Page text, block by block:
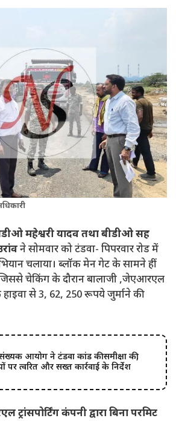
महेश्वरी यादव तथा बीडीओ सह
ने सोमवार को टंडवा- पिपरवार रोड में
चलाया। ब्लॉक मेन गेट के सामने हीं
चेकिंग के दौरान बालाजी ,जेएआरएल
से 3, 62, 250 रूपये जुर्माने की
आयोग ने टंडवा कांड की समीक्षा की,
पर त्वरित और सख्त कार्रवाई के निर्देश
कंपनी द्वारा बिना परमिट